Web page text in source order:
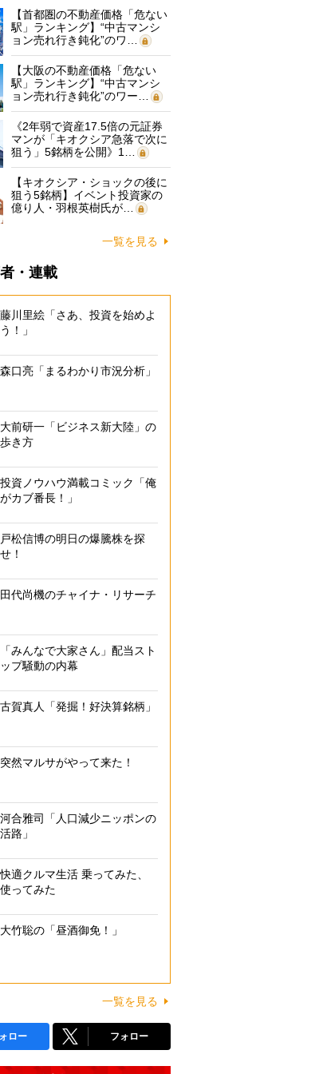
【首都圏の不動産価格「危ない
駅」ランキング】“中古マンシ
ョン売れ行き鈍化”のワ…
【大阪の不動産価格「危ない
駅」ランキング】“中古マンシ
ョン売れ行き鈍化”のワー…
《2年弱で資産17.5倍の元証券
マンが「キオクシア急落で次に
狙う」5銘柄を公開》1…
【キオクシア・ショックの後に
狙う5銘柄】イベント投資家の
億り人・羽根英樹氏が…
一覧を見る
・連載
藤川里絵「さあ、投資を始めよ
う！」
森口亮「まるわかり市況分析」
大前研一「ビジネス新大陸」の
歩き方
投資ノウハウ満載コミック「俺
がカブ番長！」
戸松信博の明日の爆騰株を探
せ！
田代尚機のチャイナ・リサーチ
「みんなで大家さん」配当スト
ップ騒動の内幕
古賀真人「発掘！好決算銘柄」
突然マルサがやって来た！
河合雅司「人口減少ニッポンの
活路」
快適クルマ生活 乗ってみた、
使ってみた
大竹聡の「昼酒御免！」
一覧を見る
ロー フォロー